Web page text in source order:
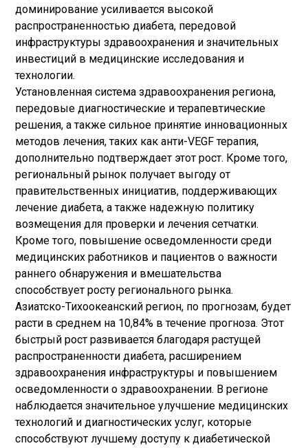
доминирование усиливается высокой
распространенностью диабета, передовой
инфраструктуры здравоохранения и значительных
инвестиций в медицинские исследования и
технологии.
Установленная система здравоохранения региона,
передовые диагностические и терапевтические
решения, а также сильное принятие инновационных
методов лечения, таких как анти-VEGF терапия,
дополнительно подтверждает этот рост. Кроме того,
региональный рынок получает выгоду от
правительственных инициатив, поддерживающих
лечение диабета, а также надежную политику
возмещения для проверки и лечения сетчатки.
Кроме того, повышение осведомленности среди
медицинских работников и пациентов о важности
раннего обнаружения и вмешательства
способствует росту регионального рынка.
Азиатско-Тихоокеанский регион, по прогнозам, будет
расти в среднем на 10,84% в течение прогноза. Этот
быстрый рост развивается благодаря растущей
распространенности диабета, расширением
здравоохранения инфраструктуры и повышением
осведомленности о здравоохранении. В регионе
наблюдается значительное улучшение медицинских
технологий и диагностических услуг, которые
способствуют лучшему доступу к диабетической